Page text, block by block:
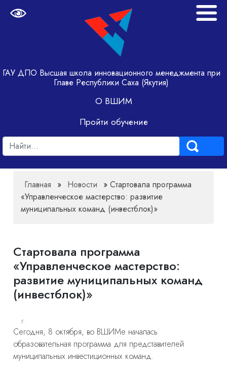
ГАУ ДПО Высшая школа инновационного менеджмента при
Главе Республики Саха (Якутия)
О ВШИМ
Пройти обучение
Главная » Новости »Стартовала программа
«Управленческое мастерство: развитие
муниципальных команд (инвестблок)»
Стартовала программа
«Управленческое мастерство:
развитие муниципальных команд
(инвестблок)»
г.
Сегодня, 8 октября, во ВШИМе началась
образовательная программа для представителей
муниципальных инвестиционных команд.